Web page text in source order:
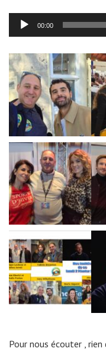
Lecteur
audio
00:00
Pour nous écouter ,